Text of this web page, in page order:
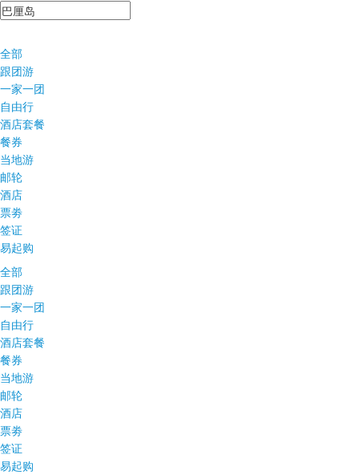
全部
跟团游
一家一团
自由行
酒店套餐
餐券
当地游
邮轮
酒店
票劵
签证
易起购
全部
跟团游
一家一团
自由行
酒店套餐
餐券
当地游
邮轮
酒店
票劵
签证
易起购